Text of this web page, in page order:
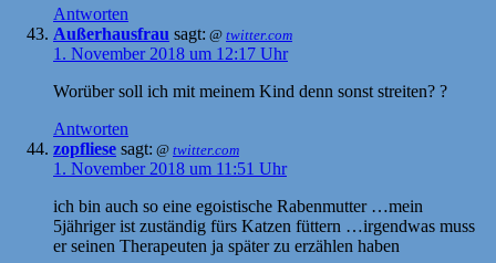
Antworten
Außerhausfrau sagt: @ twitter.com
1. November 2018 um 12:17 Uhr
Worüber soll ich mit meinem Kind denn sonst streiten? ?
Antworten
zopfliese sagt: @ twitter.com
1. November 2018 um 11:51 Uhr
ich bin auch so eine egoistische Rabenmutter …mein
5jähriger ist zuständig fürs Katzen füttern …irgendwas muss
er seinen Therapeuten ja später zu erzählen haben